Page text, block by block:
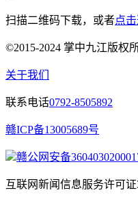
扫描二维码下载，或者点
©2015-2024 掌中九江版权
关于我们
联系电话0792-8505892
赣ICP备13005689号
赣公网安备
互联网新闻信息服务许可证